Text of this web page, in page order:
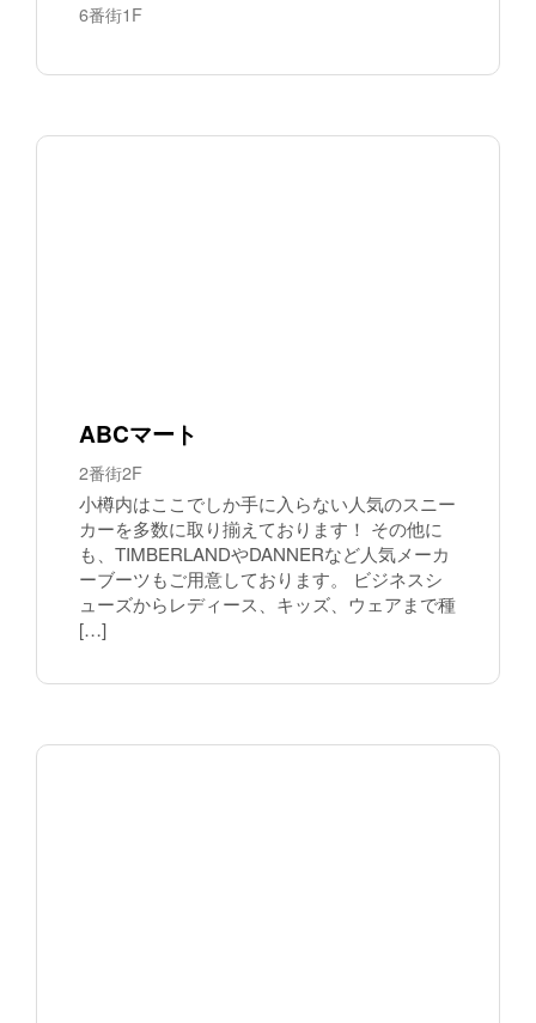
6番街1F
ABCマート
2番街2F
小樽内はここでしか手に入らない人気のスニー
カーを多数に取り揃えております！ その他に
も、TIMBERLANDやDANNERなど人気メーカ
ーブーツもご用意しております。 ビジネスシ
ューズからレディース、キッズ、ウェアまで種
[…]